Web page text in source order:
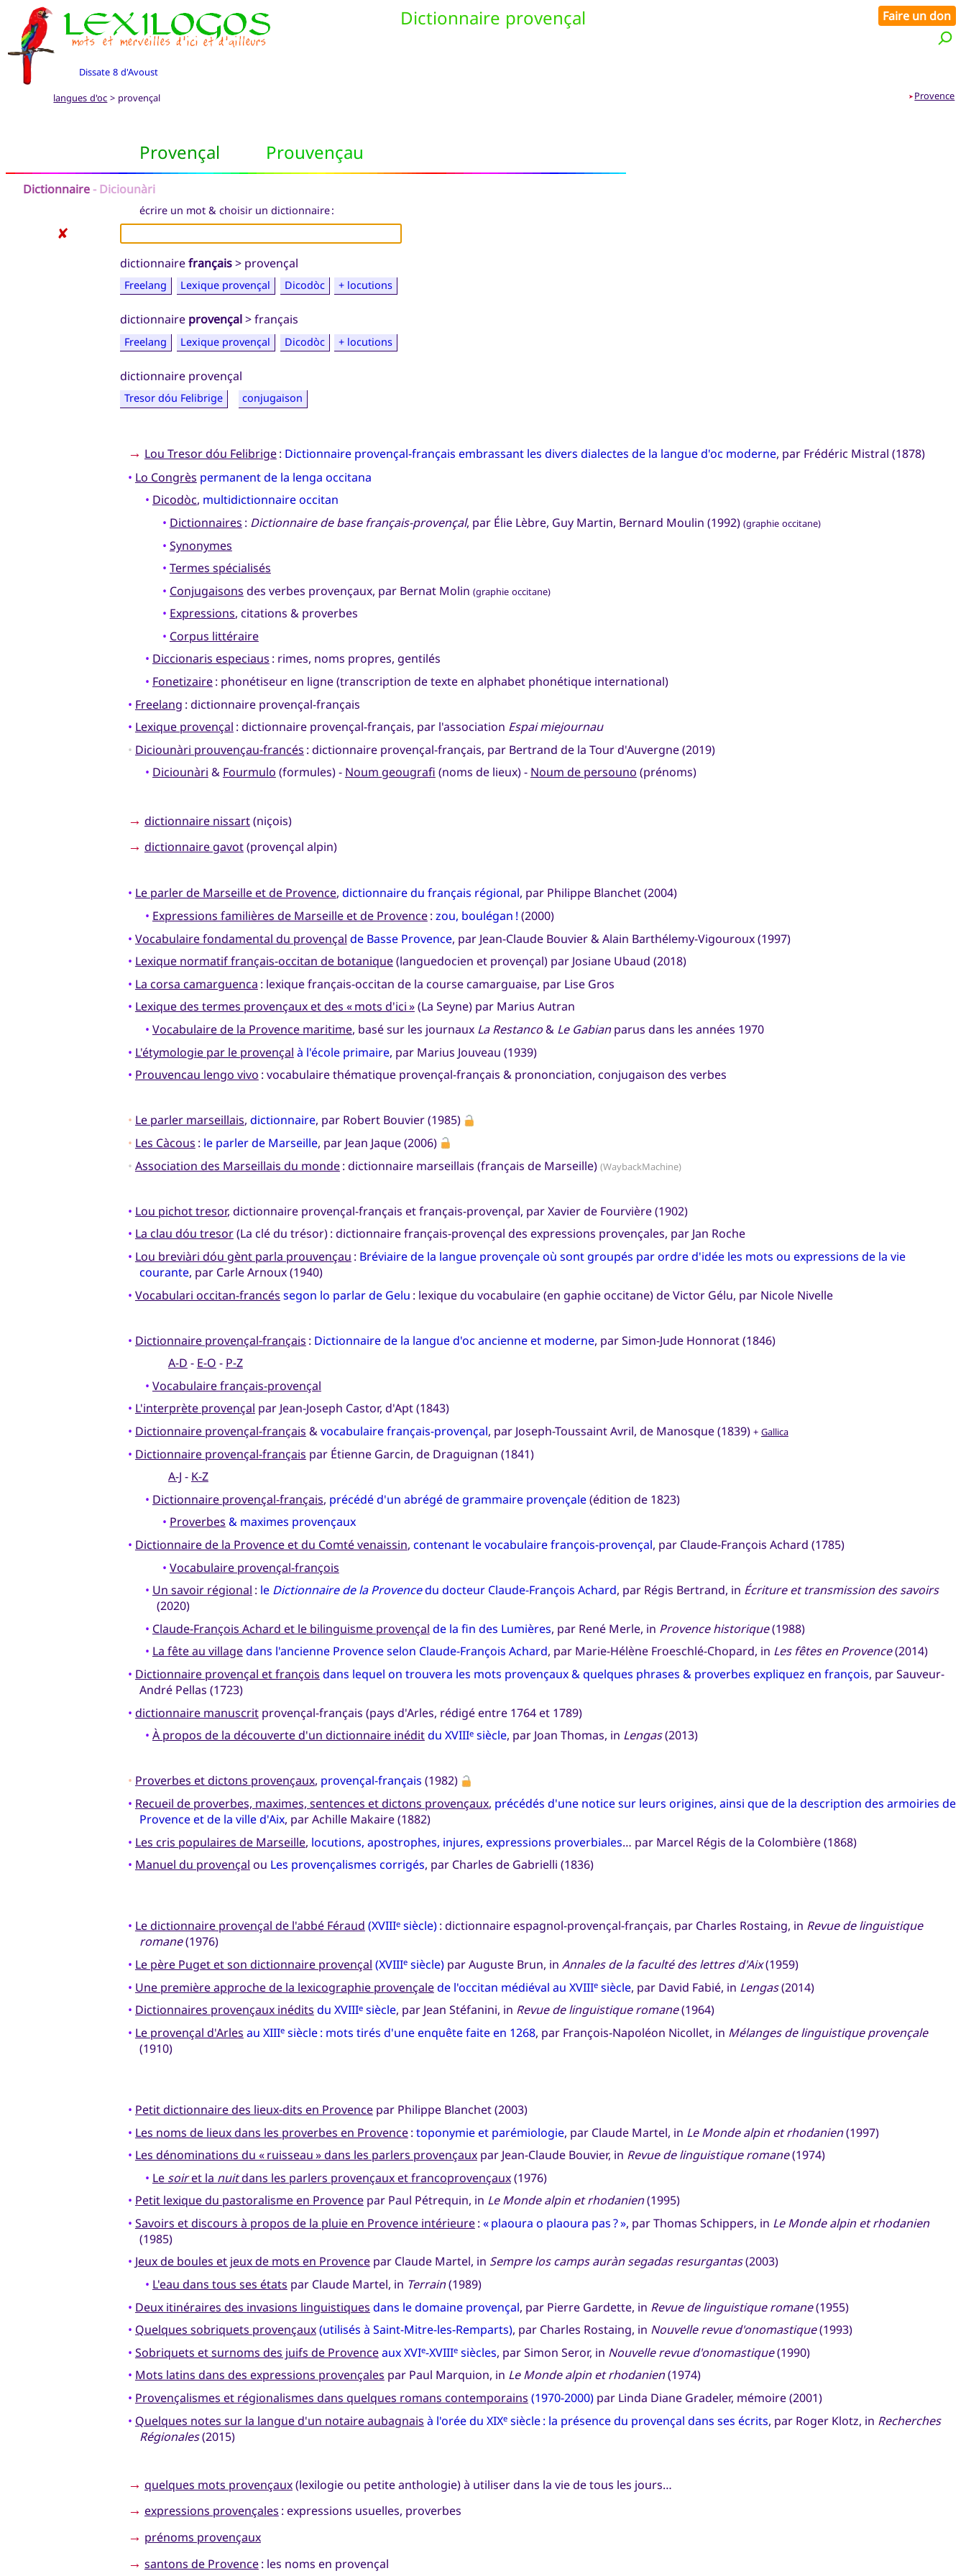
Dissate 8 d'Avoust
Dictionnaire provençal Faire un don
langues d'oc > provençal ➤ Provence
Provençal Prouvençau
Dictionnaire- Diciounàri
écrire un mot & choisir un dictionnaire :
✘
dictionnairefrançais> provençal
Freelang Lexique provençal Dicodòc + locutions
dictionnaire provençal> français
Freelang Lexique provençal Dicodòc + locutions
dictionnaire provençal
Tresor dóu Felibrige conjugaison
→ Lou Tresor dóu Felibrige: Dictionnaire provençal-français embrassant les divers dialectes de la langue d'oc moderne, par Frédéric Mistral (1878)
• Lo Congrès permanent de la lenga occitana
• Dicodòc, multidictionnaire occitan
• Dictionnaires : Dictionnaire de base français-provençal, par Élie Lèbre, Guy Martin, Bernard Moulin (1992) (graphie occitane)
• Synonymes
• Termes spécialisés
• Conjugaisons des verbes provençaux, par Bernat Molin (graphie occitane)
• Expressions, citations & proverbes
• Corpus littéraire
• Diccionaris especiaus : rimes, noms propres, gentilés
• Fonetizaire: phonétiseur en ligne (transcription de texte en alphabet phonétique international)
• Freelang : dictionnaire provençal-français
• Lexique provençal : dictionnaire provençal-français, par l'association Espai miejournau
• Diciounàri prouvençau-francés : dictionnaire provençal-français, par Bertrand de la Tour d'Auvergne (2019)
• Diciounàri & Fourmulo (formules) - Noum geougrafi (noms de lieux) - Noum de persouno (prénoms)
→ dictionnaire nissart(niçois)
→ dictionnaire gavot(provençal alpin)
• Le parler de Marseille et de Provence, dictionnaire du français régional, par Philippe Blanchet (2004)
• Expressions familières de Marseille et de Provence: zou, boulégan ! (2000)
• Vocabulaire fondamental du provençal de Basse Provence, par Jean-Claude Bouvier & Alain Barthélemy-Vigouroux (1997)
• Lexique normatif français-occitan de botanique(languedocien et provençal) par Josiane Ubaud (2018)
• La corsa camarguenca : lexique français-occitan de la course camarguaise, par Lise Gros
• Lexique des termes provençaux et des « mots d'ici »(La Seyne) par Marius Autran
• Vocabulaire de la Provence maritime, basé sur les journaux La Restanco& Le Gabianparus dans les années 1970
• L'étymologie par le provençal à l'école primaire, par Marius Jouveau (1939)
• Prouvencau lengo vivo : vocabulaire thématique provençal-français & prononciation, conjugaison des verbes
• Le parler marseillais, dictionnaire, par Robert Bouvier (1985)
• Les Càcous : le parler de Marseille, par Jean Jaque (2006)
• Association des Marseillais du monde: dictionnaire marseillais (français de Marseille) (WaybackMachine)
• Lou pichot tresor, dictionnaire provençal-français et français-provençal, par Xavier de Fourvière (1902)
• La clau dóu tresor(La clé du trésor) : dictionnaire français-provençal des expressions provençales, par Jan Roche
• Lou breviàri dóu gènt parla prouvençau : Bréviaire de la langue provençale où sont groupés par ordre d'idée les mots ou expressions de la vie
courante, par Carle Arnoux (1940)
• Vocabulari occitan-francés segon lo parlar de Gelu : lexique du vocabulaire (en gaphie occitane) de Victor Gélu, par Nicole Nivelle
• Dictionnaire provençal-français : Dictionnaire de la langue d'oc ancienne et moderne, par Simon-Jude Honnorat (1846)
A-D - E-O - P-Z
• Vocabulaire français-provençal
• L'interprète provençal par Jean-Joseph Castor, d'Apt (1843)
• Dictionnaire provençal-français &vocabulaire français-provençal, par Joseph-Toussaint Avril, de Manosque (1839) + Gallica
• Dictionnaire provençal-français par Étienne Garcin, de Draguignan (1841)
A-J - K-Z
• Dictionnaire provençal-français, précédé d'un abrégé de grammaire provençale(édition de 1823)
• Proverbes & maximes provençaux
• Dictionnaire de la Provence et du Comté venaissin, contenant le vocabulaire françois-provençal, par Claude-François Achard (1785)
• Vocabulaire provençal-françois
• Un savoir régional : le Dictionnaire de la Provencedu docteur Claude-François Achard, par Régis Bertrand, in Écriture et transmission des savoirs
(2020)
• Claude-François Achard et le bilinguisme provençal de la fin des Lumières, par René Merle, in Provence historique(1988)
• La fête au villagedans l'ancienne Provence selon Claude-François Achard, par Marie-Hélène Froeschlé-Chopard, in Les fêtes en Provence(2014)
• Dictionnaire provençal et françois dans lequel on trouvera les mots provençaux & quelques phrases & proverbes expliquez en françois, par Sauveur-
André Pellas (1723)
• dictionnaire manuscritprovençal-français (pays d'Arles, rédigé entre 1764 et 1789)
• À propos de la découverte d'un dictionnaire inéditdu XVIIIesiècle, par Joan Thomas, in Lengas(2013)
• Proverbes et dictons provençaux, provençal-français (1982)
• Recueil de proverbes, maximes, sentences et dictons provençaux, précédés d'une notice sur leurs origines, ainsi que de la description des armoiries de
Provence et de la ville d'Aix, par Achille Makaire (1882)
• Les cris populaires de Marseille, locutions, apostrophes, injures, expressions proverbiales… par Marcel Régis de la Colombière (1868)
• Manuel du provençal ou Les provençalismes corrigés, par Charles de Gabrielli (1836)
• Le dictionnaire provençal de l'abbé Féraud (XVIIIesiècle): dictionnaire espagnol-provençal-français, par Charles Rostaing, in Revue de linguistique
romane(1976)
• Le père Puget et son dictionnaire provençal (XVIIIesiècle)par Auguste Brun, in Annales de la faculté des lettres d'Aix(1959)
• Une première approche de la lexicographie provençalede l'occitan médiéval au XVIIIesiècle, par David Fabié, in Lengas(2014)
• Dictionnaires provençaux inédits du XVIIIesiècle, par Jean Stéfanini, in Revue de linguistique romane(1964)
• Le provençal d'Arles au XIIIesiècle : mots tirés d'une enquête faite en 1268, par François-Napoléon Nicollet, in Mélanges de linguistique provençale
(1910)
• Petit dictionnaire des lieux-dits en Provencepar Philippe Blanchet (2003)
• Les noms de lieux dans les proverbes en Provence: toponymie et parémiologie, par Claude Martel, in Le Monde alpin et rhodanien(1997)
• Les dénominations du « ruisseau » dans les parlers provençauxpar Jean-Claude Bouvier, in Revue de linguistique romane(1974)
• Le soiret la nuitdans les parlers provençaux et francoprovençaux(1976)
• Petit lexique du pastoralisme en Provencepar Paul Pétrequin, in Le Monde alpin et rhodanien(1995)
• Savoirs et discours à propos de la pluie en Provence intérieure: « plaoura o plaoura pas ? », par Thomas Schippers, in Le Monde alpin et rhodanien
(1985)
• Jeux de boules et jeux de mots en Provencepar Claude Martel, in Sempre los camps auràn segadas resurgantas(2003)
• L'eau dans tous ses états par Claude Martel, in Terrain(1989)
• Deux itinéraires des invasions linguistiques dans le domaine provençal, par Pierre Gardette, in Revue de linguistique romane(1955)
• Quelques sobriquets provençaux(utilisés à Saint-Mitre-les-Remparts), par Charles Rostaing, in Nouvelle revue d'onomastique(1993)
• Sobriquets et surnoms des juifs de Provenceaux XVIe-XVIIIesiècles, par Simon Seror, in Nouvelle revue d'onomastique(1990)
• Mots latins dans des expressions provençales par Paul Marquion, in Le Monde alpin et rhodanien(1974)
• Provençalismes et régionalismes dans quelques romans contemporains (1970-2000)par Linda Diane Gradeler, mémoire (2001)
• Quelques notes sur la langue d'un notaire aubagnais à l'orée du XIXesiècle : la présence du provençal dans ses écrits, par Roger Klotz, in Recherches
Régionales(2015)
→ quelques mots provençaux(lexilogie ou petite anthologie) à utiliser dans la vie de tous les jours…
→ expressions provençales : expressions usuelles, proverbes
→ prénoms provençaux
→ santons de Provence: les noms en provençal